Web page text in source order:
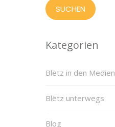
Kategorien
Blëtz in den Medien
Blëtz unterwegs
Blog